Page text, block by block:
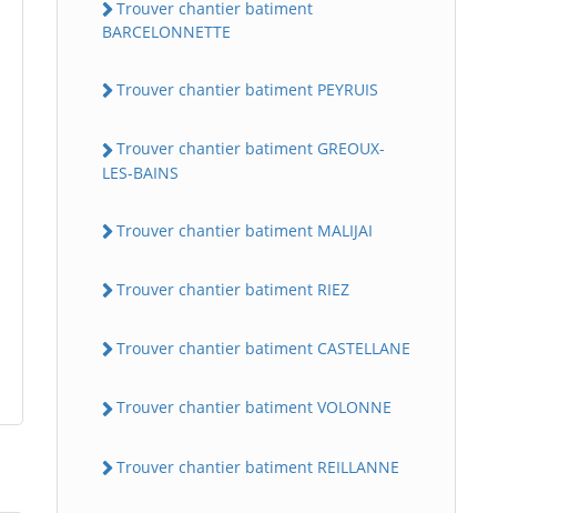
Trouver chantier batiment
BARCELONNETTE
Trouver chantier batiment PEYRUIS
Trouver chantier batiment GREOUX-
LES-BAINS
Trouver chantier batiment MALIJAI
Trouver chantier batiment RIEZ
Trouver chantier batiment CASTELLANE
Trouver chantier batiment VOLONNE
Trouver chantier batiment REILLANNE